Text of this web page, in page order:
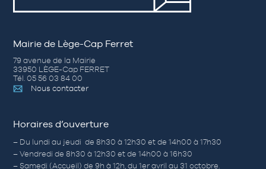
Mairie de Lège-Cap Ferret
79 avenue de la Mairie
33950 LÈGE-Cap FERRET
Tél. 05 56 03 84 00
Nous contacter
Horaires d’ouverture
– Du lundi au jeudi de 8h30 à 12h30 et de 14h00 à 17h30
– Vendredi de 8h30 à 12h30 et de 14h00 à 16h30
– Samedi (Accueil) de 9h à 12h, du 1er avril au 31 octobre.